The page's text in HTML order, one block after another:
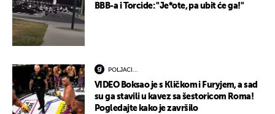
BBB-a i Torcide: "Je*ote, pa ubit će ga!"
POLJACI...
VIDEO Boksao je s Kličkom i Furyjem, a sad
su ga stavili u kavez sa šestoricom Roma!
Pogledajte kako je završilo